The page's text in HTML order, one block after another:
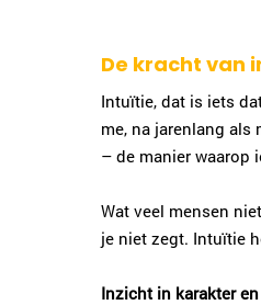
De kracht van
Intuïtie, dat is iets
me, na jarenlang
– de manier waarop
Wat veel mensen
je niet zegt. Intuïtie
Inzicht in karakter